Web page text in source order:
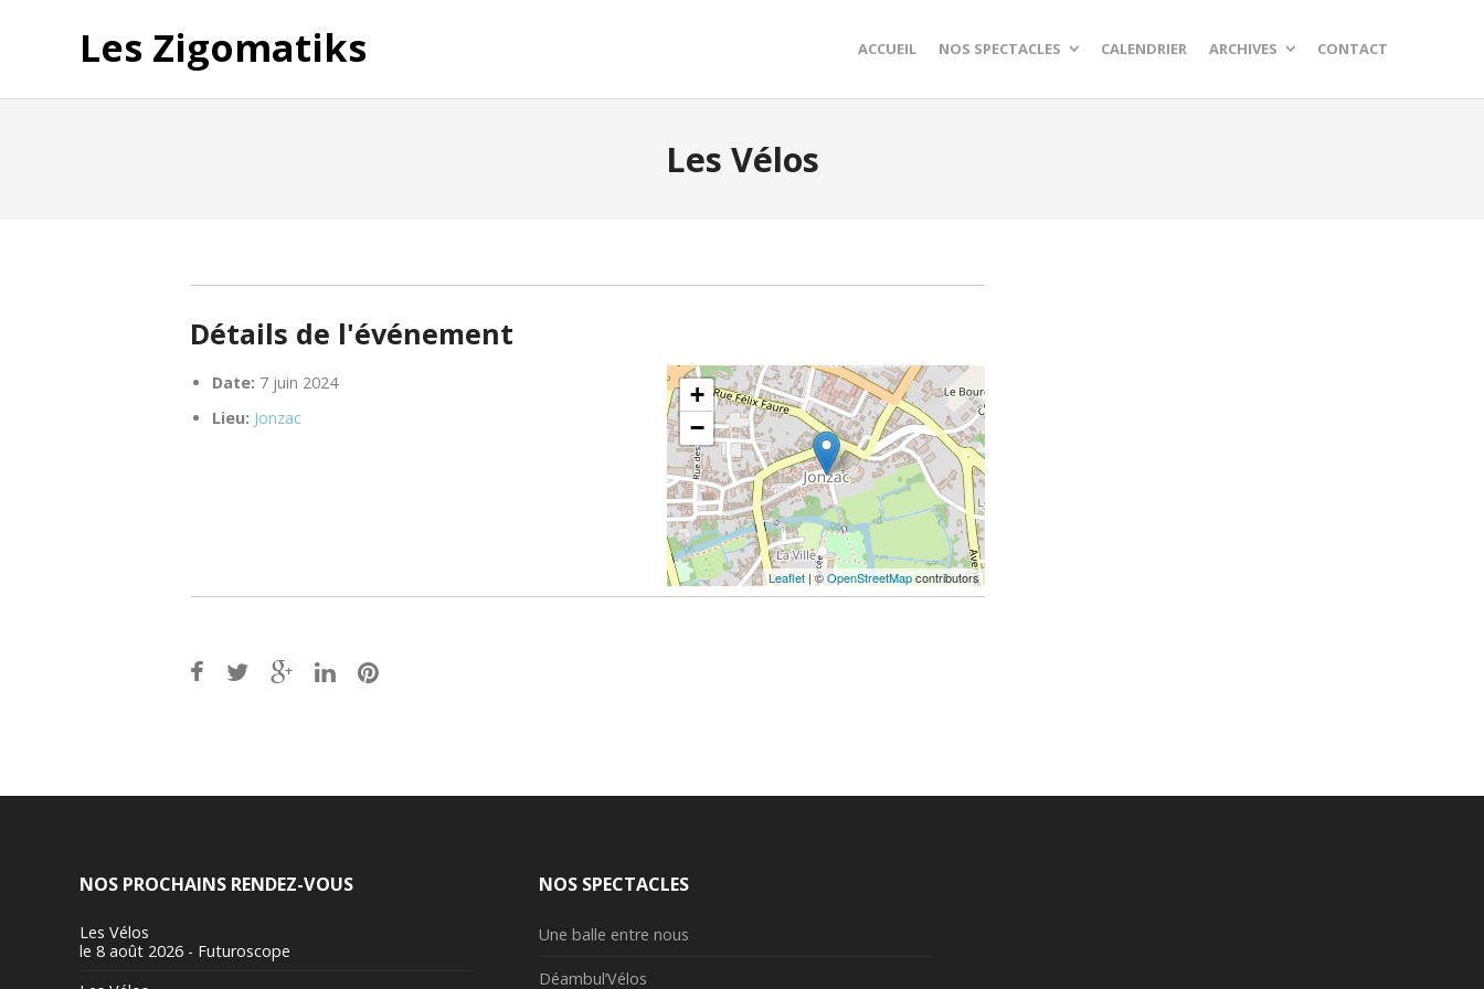
Les Zigomatiks ACCUEIL NOS SPECTACLES CALENDRIER ARCHIVES CONTACT
Les Vélos
Détails de l'événement
Date: 7 juin 2024
Lieu: Jonzac
+
−
Leaflet| ©OpenStreetMapcontributors
NOS PROCHAINS RENDEZ-VOUS
Les Vélos
le 8 août 2026 - Futuroscope
NOS SPECTACLES
Une balle entre nous
Déambul’Vélos